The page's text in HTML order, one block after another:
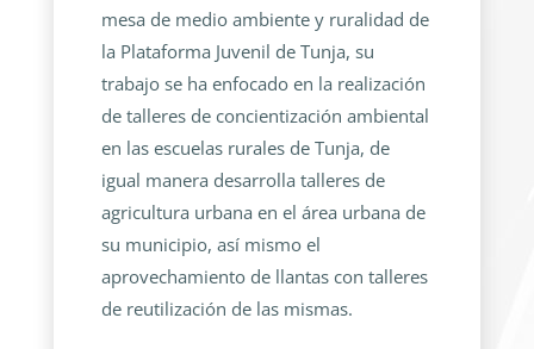
mesa de medio ambiente y ruralidad de
la Plataforma Juvenil de Tunja, su
trabajo se ha enfocado en la realización
de talleres de concientización ambiental
en las escuelas rurales de Tunja, de
igual manera desarrolla talleres de
agricultura urbana en el área urbana de
su municipio, así mismo el
aprovechamiento de llantas con talleres
de reutilización de las mismas.